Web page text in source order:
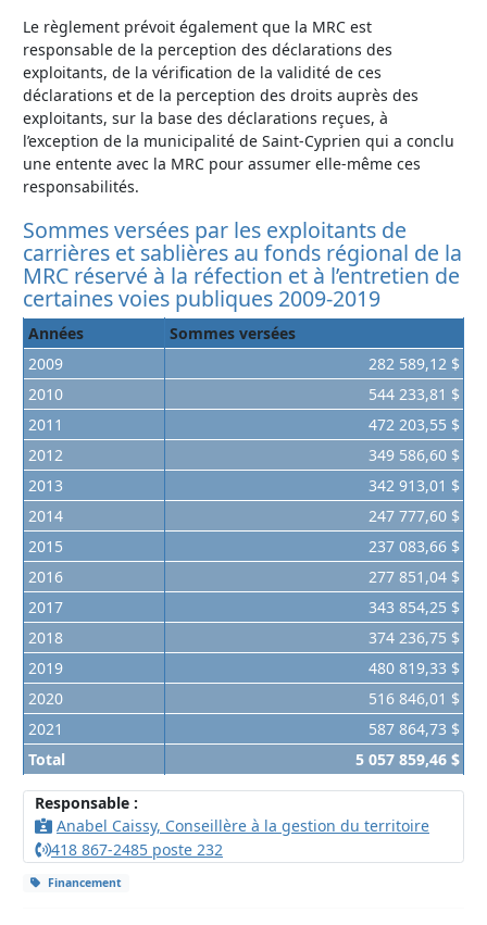
Le règlement prévoit également que la MRC est
responsable de la perception des déclarations des
exploitants, de la vérification de la validité de ces
déclarations et de la perception des droits auprès des
exploitants, sur la base des déclarations reçues, à
l’exception de la municipalité de Saint-Cyprien qui a conclu
une entente avec la MRC pour assumer elle-même ces
responsabilités.
Sommes versées par les exploitants de
carrières et sablières au fonds régional de la
MRC réservé à la réfection et à l’entretien de
certaines voies publiques 2009-2019
Années
Sommes versées
2009
282 589,12 $
2010
544 233,81 $
2011
472 203,55 $
2012
349 586,60 $
2013
342 913,01 $
2014
247 777,60 $
2015
237 083,66 $
2016
277 851,04 $
2017
343 854,25 $
2018
374 236,75 $
2019
480 819,33 $
2020
516 846,01 $
2021
587 864,73 $
Total
5 057 859,46 $
Responsable :
Anabel Caissy, Conseillère à la gestion du territoire
418 867-2485 poste 232
Financement